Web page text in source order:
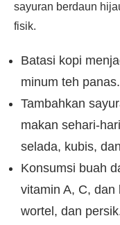
sayuran berdaun
fisik.
Batasi kopi
minum teh panas.
Tambahkan
makan sehari-
selada, kubis,
Konsumsi buah
vitamin A, C, dan
wortel, dan